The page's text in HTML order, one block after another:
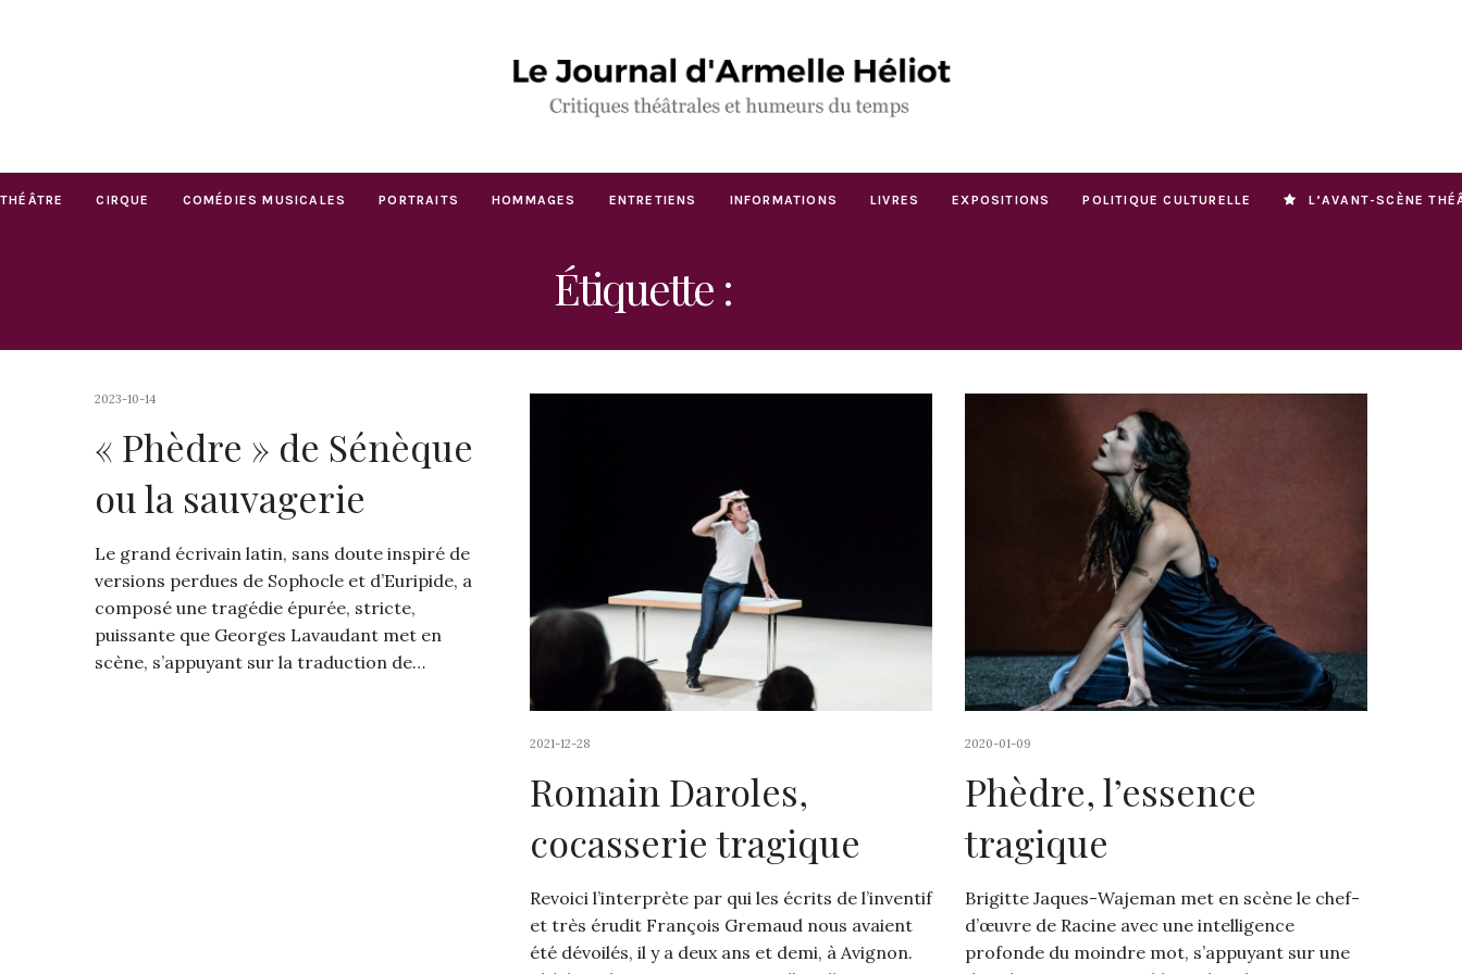
THÉÂTRE CIRQUE COMÉDIES MUSICALES PORTRAITS HOMMAGES ENTRETIENS INFORMATIONS LIVRES EXPOSITIONS POLITIQUE CULTURELLE L’AVANT-SCÈNE
Étiquette :
2023-10-14
« Phèdre » de Sénèque
ou la sauvagerie
Le grand écrivain latin, sans doute inspiré de
versions perdues de Sophocle et d’Euripide, a
composé une tragédie épurée, stricte,
puissante que Georges Lavaudant met en
scène, s’appuyant sur la traduction de…
2021-12-28
Romain Daroles,
cocasserie tragique
Revoici l’interprète par qui les écrits de l’inventif
et très érudit François Gremaud nous avaient
été dévoilés, il y a deux ans et demi, à Avignon.
2020-01-09
Phèdre, l’essence
tragique
Brigitte Jaques-Wajeman met en scène le chef-
d’œuvre de Racine avec une intelligence
profonde du moindre mot, s’appuyant sur une